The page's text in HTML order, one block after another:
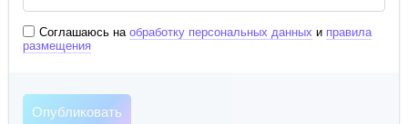
Соглашаюсь на обработку персональных данных и правила
размещения